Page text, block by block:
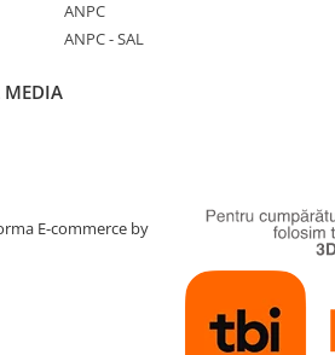
ANPC
ANPC - SAL
MEDIA
E-commerce by